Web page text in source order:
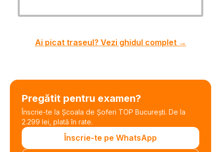
Ai picat traseul? Vezi ghidul complet →
Pregătit pentru examen?
Înscrie-te la Școala de Șoferi TOP București. De la
2.299 lei, plată în rate.
Înscrie-te pe WhatsApp